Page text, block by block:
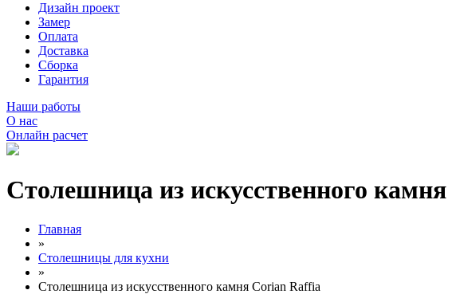
Дизайн проект
Замер
Оплата
Доставка
Сборка
Гарантия
Наши работы
О нас
Онлайн расчет
Столешница из искусственного
Главная
»
Столешницы для кухни
»
Столешница из искусственного камня Corian Raffia